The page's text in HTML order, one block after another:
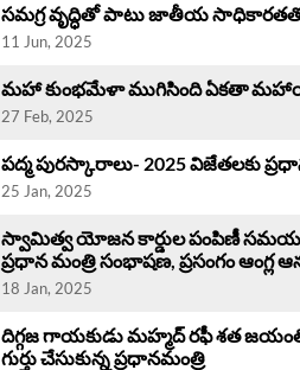
సమగ్ర వృద్ధి‌తో పాటు జాతీయ సాధికారతతో
11 Jun, 2025
మహా కుంభమేళా ముగిసింది ఏకతా
27 Feb, 2025
పద్మ పురస్కారాలు- 2025 విజేతలకు
25 Jan, 2025
స్వామిత్వ యోజన కార్డుల పంపిణీ
ప్రధాన మంత్రి సంభాషణ, ప్రసంగం ఆంగ్ల
18 Jan, 2025
దిగ్గజ గాయకుడు మహ్మద్ రఫీ శత
గుర్తు చేసుకున్న ప్రధానమంత్రి